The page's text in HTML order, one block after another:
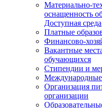
Материально-
оснащенность
Доступная среда
Платные
Финансово-
Вакантные
обучающихся
Стипендии и
Организация
организации